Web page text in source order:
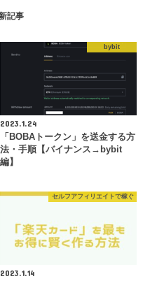
記事
bybit
2023.1.24
「BOBAトークン」を送金する方
法・手順【バイナンス→bybit
編】
セルフアフィリエイトで稼ぐ
2023.1.14